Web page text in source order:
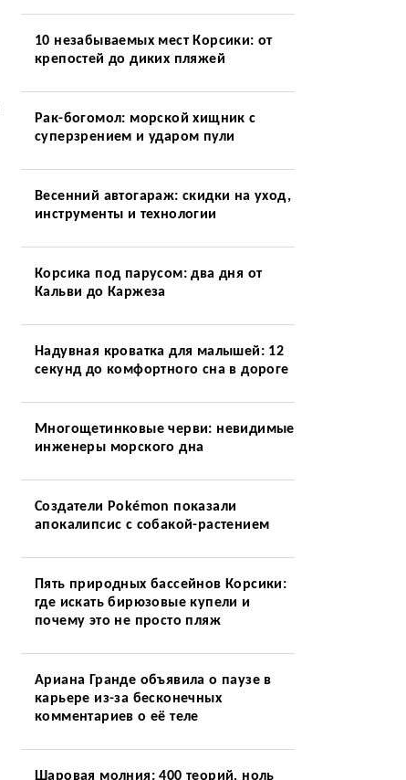
10 незабываемых мест Корсики: от
крепостей до диких пляжей
Рак-богомол: морской хищник с
суперзрением и ударом пули
Весенний автогараж: скидки на уход,
инструменты и технологии
Корсика под парусом: два дня от
Кальви до Каржеза
Надувная кроватка для малышей: 12
секунд до комфортного сна в дороге
Многощетинковые черви: невидимые
инженеры морского дна
Создатели Pokémon показали
апокалипсис с собакой-растением
Пять природных бассейнов Корсики:
где искать бирюзовые купели и
почему это не просто пляж
Ариана Гранде объявила о паузе в
карьере из-за бесконечных
комментариев о её теле
Шаровая молния: 400 теорий, ноль